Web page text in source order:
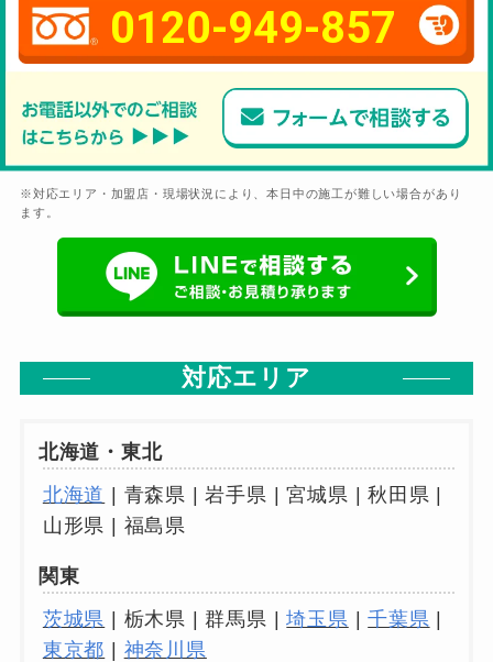
0120-949-857
※対応エリア・加盟店・現場状況により、本日中の施工が難しい場合があり
ます。
対応エリア
北海道・東北
北海道
| 青森県 | 岩手県 | 宮城県 | 秋田県 |
山形県 | 福島県
関東
茨城県 | 栃木県 | 群馬県 |埼玉県 |千葉県
東京都
神奈川県